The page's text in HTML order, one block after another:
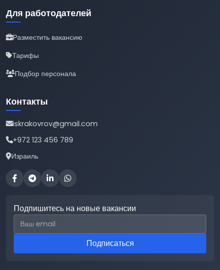
Для работодателей
Разместить вакансию
Тарифы
Подбор персонала
Контакты
iskrakovrov@gmail.com
+972 123 456 789
Израиль
Подпишитесь на новые вакансии
Email для подписки
Подписаться